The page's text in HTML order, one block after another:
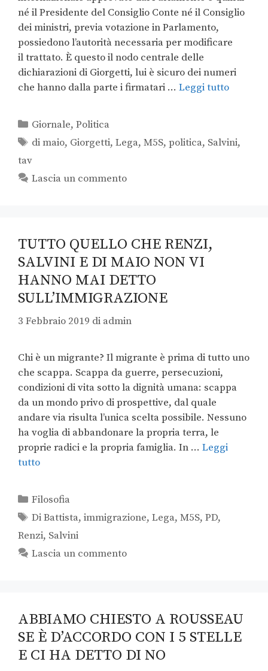
né il Presidente del Consiglio Conte né il Consiglio
dei ministri, previa votazione in Parlamento,
possiedono l’autorità necessaria per modificare
il trattato. È questo il nodo centrale delle
dichiarazioni di Giorgetti, lui è sicuro dei numeri
che hanno dalla parte i firmatari … Leggi tutto
Giornale,Politica
di maio, Giorgetti,Lega,M5S,politica, Salvini,
tav
Lascia un commento
TUTTO QUELLO CHE RENZI,
SALVINI E DI MAIO NON VI
HANNO MAI DETTO
SULL’IMMIGRAZIONE
3 Febbraio 2019 di admin
Chi è un migrante? Il migrante è prima di tutto uno
che scappa. Scappa da guerre, persecuzioni,
condizioni di vita sotto la dignità umana: scappa
da un mondo privo di prospettive, dal quale
andare via risulta l’unica scelta possibile. Nessuno
ha voglia di abbandonare la propria terra, le
proprie radici e la propria famiglia. In … Leggi
tutto
Filosofia
Di Battista,immigrazione,Lega,M5S,PD,
Renzi, Salvini
Lascia un commento
ABBIAMO CHIESTO A ROUSSEAU
SE È D’ACCORDO CON I 5 STELLE
E CI HA DETTO DI NO